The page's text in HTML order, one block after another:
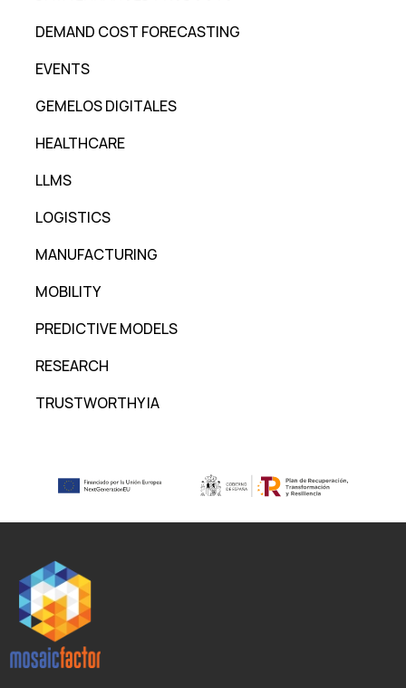
DEMAND COST FORECASTING
EVENTS
GEMELOS DIGITALES
HEALTHCARE
LLMS
LOGISTICS
MANUFACTURING
MOBILITY
PREDICTIVE MODELS
RESEARCH
TRUSTWORTHY IA